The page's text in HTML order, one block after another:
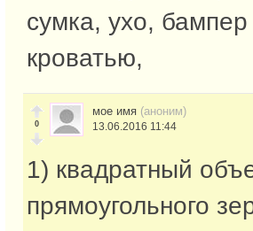
сумка, ухо,
кроватью,
0
мое имя (аноним)
13.06.2016 11:44
1) квадратный
прямоугольного